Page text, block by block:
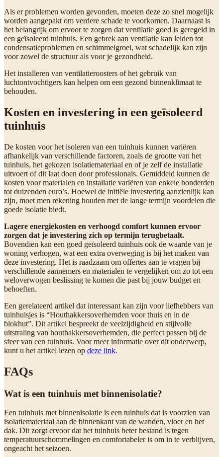
Als er problemen worden gevonden, moeten deze zo snel mogelijk
worden aangepakt om verdere schade te voorkomen. Daarnaast is
het belangrijk om ervoor te zorgen dat ventilatie goed is geregeld in
een geïsoleerd tuinhuis. Een gebrek aan ventilatie kan leiden tot
condensatieproblemen en schimmelgroei, wat schadelijk kan zijn
voor zowel de structuur als voor je gezondheid.
Het installeren van ventilatieroosters of het gebruik van
luchtontvochtigers kan helpen om een gezond binnenklimaat te
behouden.
Kosten en investering in een geïsoleerd
tuinhuis
De kosten voor het isoleren van een tuinhuis kunnen variëren
afhankelijk van verschillende factoren, zoals de grootte van het
tuinhuis, het gekozen isolatiemateriaal en of je zelf de installatie
uitvoert of dit laat doen door professionals. Gemiddeld kunnen de
kosten voor materialen en installatie variëren van enkele honderden
tot duizenden euro’s. Hoewel de initiële investering aanzienlijk kan
zijn, moet men rekening houden met de lange termijn voordelen die
goede isolatie biedt.
Lagere energiekosten en verhoogd comfort kunnen ervoor
zorgen dat je investering zich op termijn terugbetaalt.
Bovendien kan een goed geïsoleerd tuinhuis ook de waarde van je
woning verhogen, wat een extra overweging is bij het maken van
deze investering. Het is raadzaam om offertes aan te vragen bij
verschillende aannemers en materialen te vergelijken om zo tot een
weloverwogen beslissing te komen die past bij jouw budget en
behoeften.
Een gerelateerd artikel dat interessant kan zijn voor liefhebbers van
tuinhuisjes is “Houthakkersoverhemden voor thuis en in de
blokhut”. Dit artikel bespreekt de veelzijdigheid en stijlvolle
uitstraling van houthakkersoverhemden, die perfect passen bij de
sfeer van een tuinhuis. Voor meer informatie over dit onderwerp,
kunt u het artikel lezen op deze link.
FAQs
Wat is een tuinhuis met binnenisolatie?
Een tuinhuis met binnenisolatie is een tuinhuis dat is voorzien van
isolatiemateriaal aan de binnenkant van de wanden, vloer en het
dak. Dit zorgt ervoor dat het tuinhuis beter bestand is tegen
temperatuurschommelingen en comfortabeler is om in te verblijven,
ongeacht het seizoen.